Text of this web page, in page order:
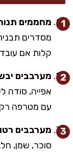
מחממים
קלות אם
מערבבים
עם מטרפה רק
מערבבים
סוכר, שמן,